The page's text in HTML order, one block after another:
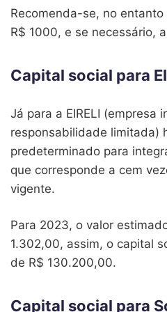
Recomenda-se, no
R$ 1000, e se necessário,
Capital social para
Já para a EIRELI (empresa
responsabilidade limitada)
predeterminado para
que corresponde a cem
vigente.
Para 2023, o valor
1.302,00, assim, o capital
de R$ 130.200,00.
Capital social para